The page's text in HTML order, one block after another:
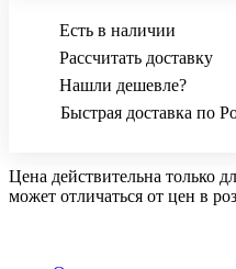
Есть в наличии
Рассчитать доставку
Нашли дешевле?
Быстрая доставка по
Цена действительна только
может отличаться от цен в